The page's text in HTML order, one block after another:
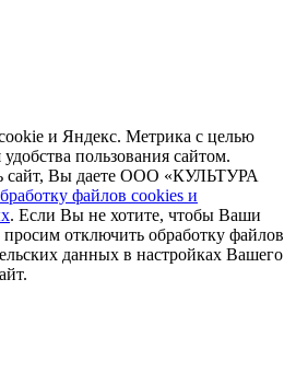
и Яндекс. Метрика с целью
пользования сайтом.
сайт, Вы даете ООО «КУЛЬТУРА
файлов cookies и
. Если Вы не хотите, чтобы Ваши
отключить обработку файлов
данных в настройках Вашего